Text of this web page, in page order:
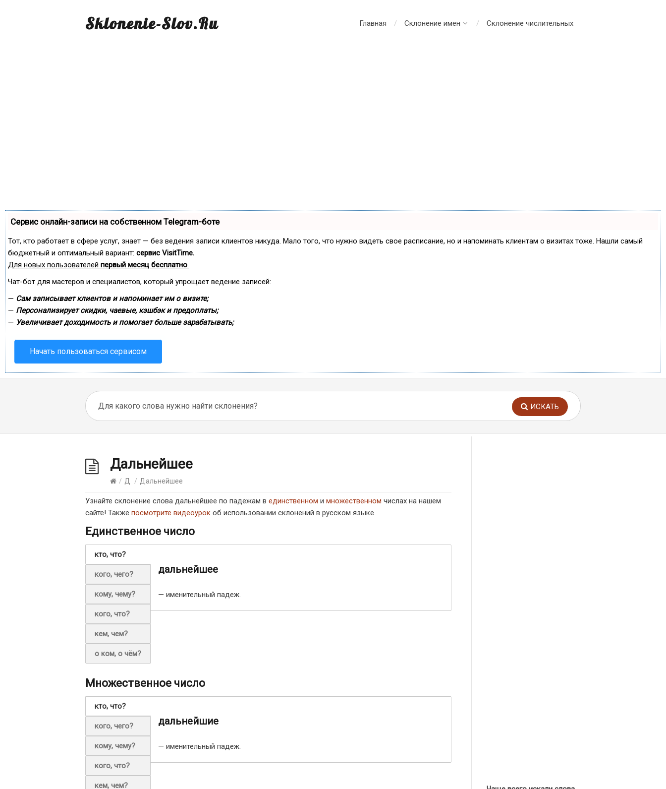
Sklonenie-Slov.Ru Главная Склонение имен Склонение числительных
Сервис онлайн-записи на собственном Telegram-боте
Тот, кто работает в сфере услуг, знает — без ведения записи клиентов никуда. Мало того, что нужно видеть свое расписание, но и напоминать клиентам о визитах тоже. Нашли самый
бюджетный и оптимальный вариант: сервис VisitTime.
Для новых пользователей первый месяц бесплатно.
Чат-бот для мастеров и специалистов, который упрощает ведение записей:
— Сам записывает клиентов и напоминает им о визите;
— Персонализирует скидки, чаевые, кэшбэк и предоплаты;
— Увеличивает доходимость и помогает больше зарабатывать;
Начать пользоваться сервисом
ИСКАТЬ
Дальнейшее
/ Д / Дальнейшее
Узнайте склонение слова дальнейшее по падежам в единственном и множественном числах на нашем
сайте! Также посмотрите видеоурок об использовании склонений в русском языке.
Единственное число
кто, что?
кого, чего?
кому, чему?
кого, что?
кем, чем?
о ком, о чём?
дальнейшее
— именительный падеж.
Множественное число
кто, что?
кого, чего?
кому, чему?
кого, что?
кем, чем?
дальнейшие
— именительный падеж.